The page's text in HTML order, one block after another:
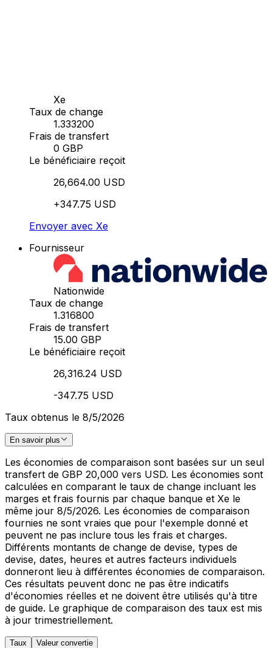
Xe
Taux de change
1.333200
Frais de transfert
0 GBP
Le bénéficiaire reçoit
26,664.00 USD
+347.75 USD
Envoyer avec Xe
Fournisseur
Nationwide
Taux de change
1.316800
Frais de transfert
15.00 GBP
Le bénéficiaire reçoit
26,316.24 USD
-347.75 USD
Taux obtenus le 8/5/2026
En savoir plus
Les économies de comparaison sont basées sur un seul
transfert de GBP 20,000 vers USD. Les économies sont
calculées en comparant le taux de change incluant les
marges et frais fournis par chaque banque et Xe le
même jour 8/5/2026. Les économies de comparaison
fournies ne sont vraies que pour l'exemple donné et
peuvent ne pas inclure tous les frais et charges.
Différents montants de change de devise, types de
devise, dates, heures et autres facteurs individuels
donneront lieu à différentes économies de comparaison.
Ces résultats peuvent donc ne pas être indicatifs
d'économies réelles et ne doivent être utilisés qu'à titre
de guide. Le graphique de comparaison des taux est mis
à jour trimestriellement.
Taux Valeur convertie